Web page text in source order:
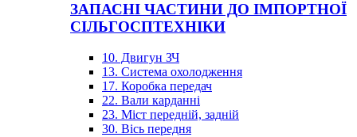
ЗАПАСНІ ЧАСТИНИ ДО ІМПОРТНОЇ
СІЛЬГОСПТЕХНІКИ
10. Двигун ЗЧ
13. Система охолодження
17. Коробка передач
22. Вали карданні
23. Міст передній, задній
30. Вісь передня